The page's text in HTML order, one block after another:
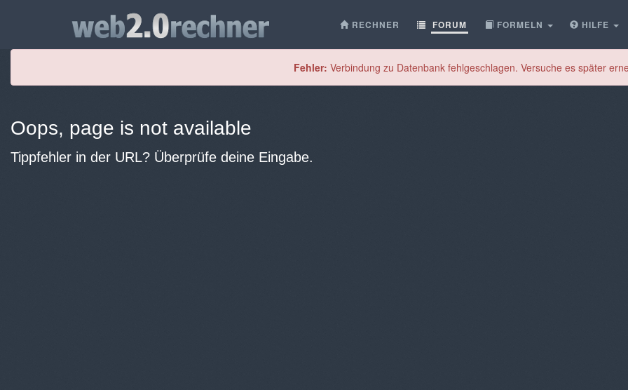
RECHNER FORUM FORMELN HILFE
Fehler: Verbindung zu Datenbank fehlgeschlagen. Versuche es später
Oops, page is not available
Tippfehler in der URL? Überprüfe deine Eingabe.